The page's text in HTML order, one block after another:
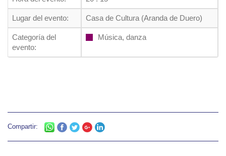
Lugar del evento: Casa de Cultura (Aranda de Duero)
Categoría del
evento:
Música, danza
Compartir: